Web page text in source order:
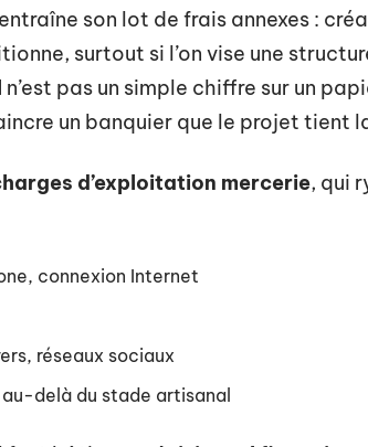
entraîne son lot de frais annexes :
surtout si l’on vise une
n’est pas un simple chiffre sur un
un banquier que le projet tient
d’exploitation mercerie, qui
connexion Internet
réseaux sociaux
delà du stade artisanal